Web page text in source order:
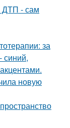
ДТП - сам
за
синий,
новую